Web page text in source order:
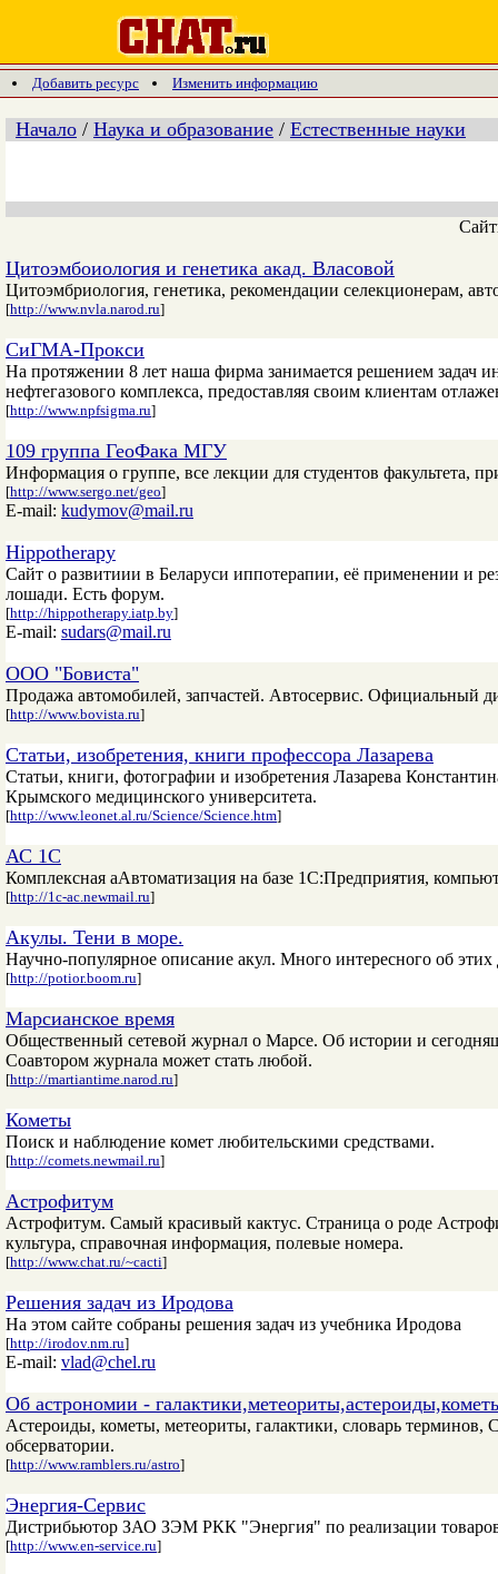
Добавить ресурс Изменить информацию
Начало / Наука и образование / Естественные науки
Цитоэмбоиология и генетика акад. Власовой
Цитоэмбриология, генетика, рекомендации селекционерам,
[http://www.nvla.narod.ru]
СиГМА-Прокси
На протяжении 8 лет наша фирма занимается решением задач
нефтегазового комплекса, предоставляя своим клиентам
[http://www.npfsigma.ru]
109 группа ГеоФака МГУ
Информация о группе, все лекции для студентов факультета,
[http://www.sergo.net/geo]
E-mail: kudymov@mail.ru
Hippotherapy
Сайт о развитиии в Беларуси иппотерапии, её применении и
лошади. Есть форум.
[http://hippotherapy.iatp.by]
E-mail: sudars@mail.ru
ООО "Бовиста"
Продажа автомобилей, запчастей. Автосервис. Официальный
[http://www.bovista.ru]
Cтатьи, изобретения, книги профессора Лазарева
Статьи, книги, фотографии и изобретения Лазарева
Крымского медицинского университета.
[http://www.leonet.al.ru/Science/Science.htm]
АС 1С
Комплексная аАвтоматизация на базе 1С:Предприятия,
[http://1c-ac.newmail.ru]
Акулы. Тени в море.
Научно-популярное описание акул. Много интересного об
[http://potior.boom.ru]
Марсианское время
Общественный сетевой журнал о Марсе. Об истории и
Соавтором журнала может стать любой.
[http://martiantime.narod.ru]
Кометы
Поиск и наблюдение комет любительскими средствами.
[http://comets.newmail.ru]
Астрофитум
Астрофитум. Самый красивый кактус. Страница о роде
культура, справочная информация, полевые номера.
[http://www.chat.ru/~cacti]
Решения задач из Иродова
На этом сайте собраны решения задач из учебника Иродова
[http://irodov.nm.ru]
E-mail: vlad@chel.ru
Об астрономии -
Астероиды, кометы, метеориты, галактики, словарь
обсерватории.
[http://www.ramblers.ru/astro]
Энергия-Сервис
Дистрибьютор ЗАО ЗЭМ РКК "Энергия" по реализации
[http://www.en-service.ru]